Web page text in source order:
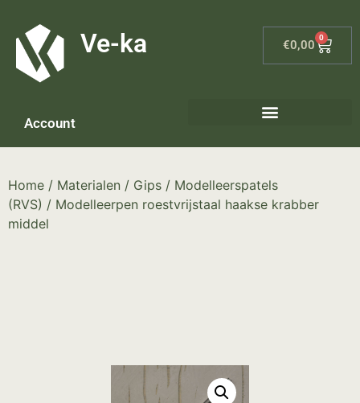
Ve-ka €0,00
0
Account
Home / Materialen / Gips / Modelleerspatels
(RVS) / Modelleerpen roestvrijstaal haakse krabber
middel